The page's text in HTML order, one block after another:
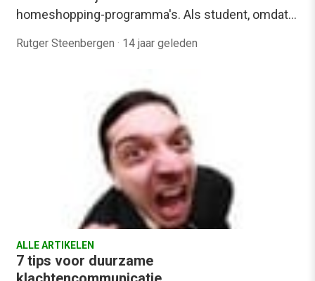
homeshopping-programma's. Als student, omdat…
Rutger Steenbergen · 14 jaar geleden
ALLE ARTIKELEN
7 tips voor duurzame